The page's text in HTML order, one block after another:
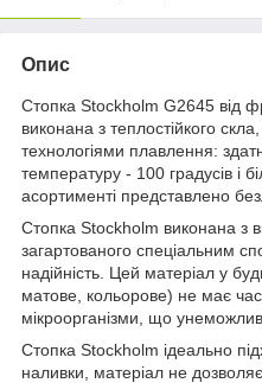
Опис
Стопка Stockholm G2645 від
виконана з теплостійкого
технологіями плавлення:
температуру - 100 градусів і
асортименті представлено
Стопка Stockholm виконана з
загартованого спеціальним
надійність. Цей матеріал у
матове, кольорове) не має
мікроорганізми, що
Стопка Stockholm ідеально
наливки, матеріал не